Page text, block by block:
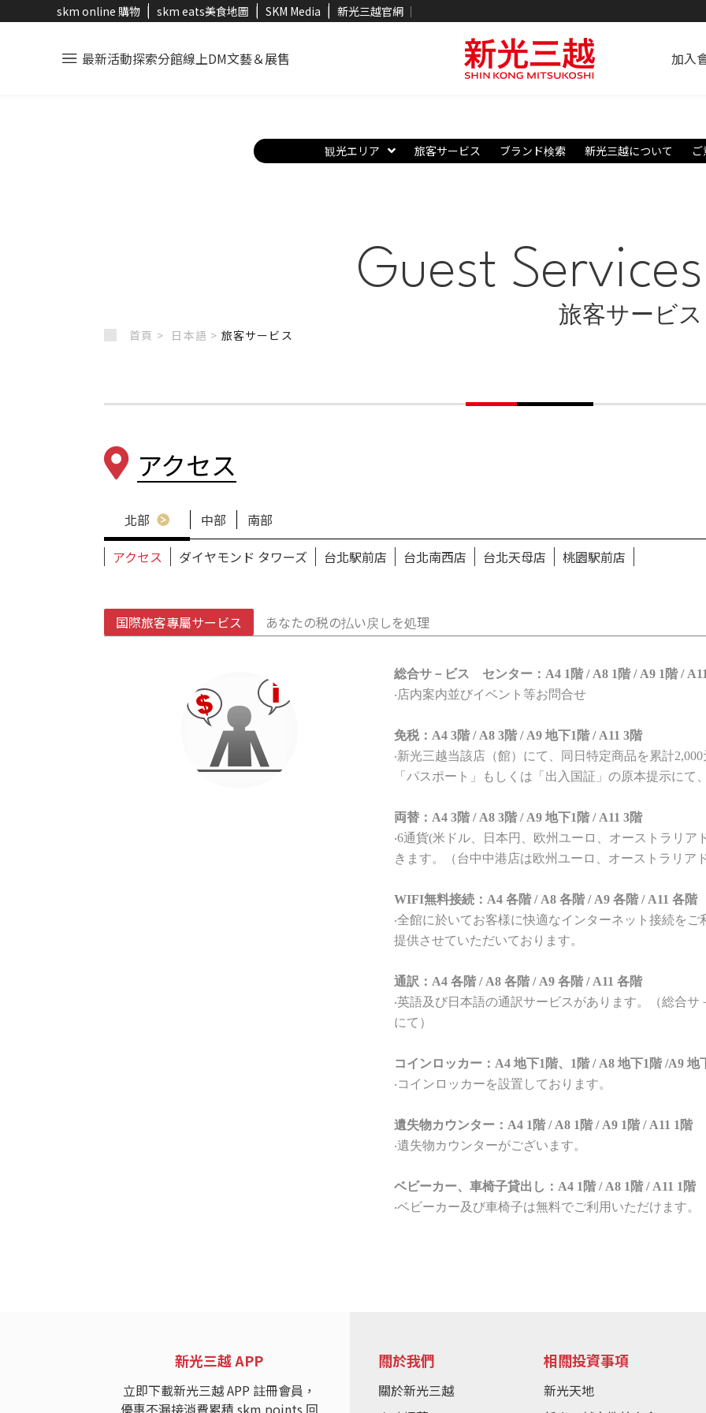
skm online 購物 skm eats美食地圖 SKM Media 新光三越官網
最新活動探索分館線上DM文藝＆展售 加入
観光エリア 旅客サービス ブランド検索 新光三越について
Guest Services
旅客サービス
首頁 > 日本語 > 旅客サービス
アクセス
北部 中部
南部
アクセス
ダイヤモンド タワーズ 台北駅前店 台北南西店 台北天母店 桃園駅前店
国際旅客專屬サービス あなたの税の払い戻しを処理
総合サ－ビス センター：A4 1階 / A8 1階 / A9 1階 /
‧店内案内並びイベント等お問合せ
免税：A4 3階 / A8 3階 / A9 地下1階 / A11 3階
‧新光三越当該店（館）にて、同日特定商品を累計
「パスポート」もしくは「出入国証」の原本提示にて
両替：A4 3階 / A8 3階 / A9 地下1階 / A11 3階
‧6通貨(米ドル、日本円、欧州ユーロ、オーストラリ
きます。（台中中港店は欧州ユーロ、オーストラリア
WIFI無料接続：A4 各階 / A8 各階 / A9 各階 / A11 各階
‧全館に於いてお客様に快適なインターネット接続を
提供させていただいております。
通訳：A4 各階 / A8 各階 / A9 各階 / A11 各階
‧英語及び日本語の通訳サービスがあります。（総合
にて）
コインロッカー：A4 地下1階、1階 / A8 地下1階 /A9 地
‧コインロッカーを設置しております。
遺失物カウンター：A4 1階 / A8 1階 / A9 1階 / A11 1階
‧遺失物カウンターがございます。
ベビーカー、車椅子貸出し：A4 1階 / A8 1階 / A11 1階
‧ベビーカー及び車椅子は無料でご利用いただけます。
新光三越 APP
立即下載新光三越 APP 註冊會員，
優惠不漏接消費累積 skm points 回
關於我們
關於新光三越
相關投資事項
新光天地